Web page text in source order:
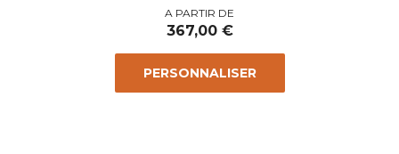
Prix
A PARTIR DE
367,00 €
PERSONNALISER